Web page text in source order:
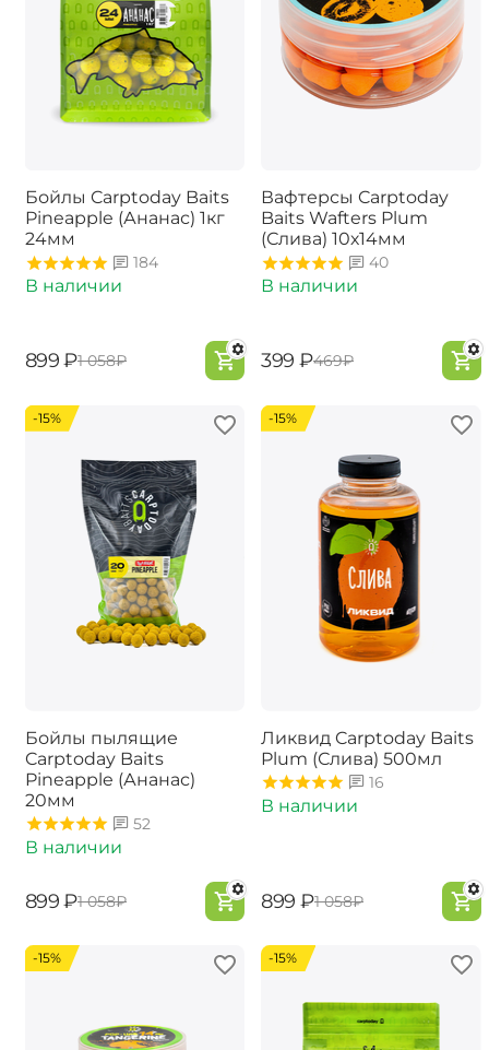
Бойлы Carptoday Baits
Pineapple (Ананас) 1кг
24мм
184
В наличии
‍899‍ ₽‍1 058‍₽
Вафтерсы Carptoday
Baits Wafters Plum
(Слива) 10х14мм
40
В наличии
‍399‍ ₽‍469‍₽
-15%
Бойлы пылящие
Carptoday Baits
Pineapple (Ананас)
20мм
52
В наличии
‍899‍ ₽‍1 058‍₽
-15%
Ликвид Carptoday Baits
Plum (Слива) 500мл
16
В наличии
‍899‍ ₽‍1 058‍₽
-15% -15%